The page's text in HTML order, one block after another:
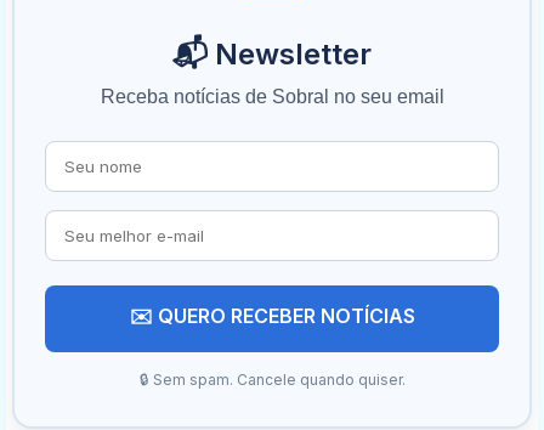
📬 Newsletter
Receba notícias de Sobral no seu email
✉️ QUERO RECEBER NOTÍCIAS
🔒 Sem spam. Cancele quando quiser.